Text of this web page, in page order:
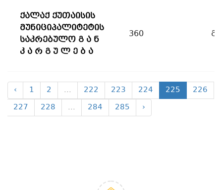
ქალაქ ქუთაისის
მუნიციპალიტეტის
საკრებულო გ ა ნ
კ ა რ გ უ ლ ე ბ ა
360
‹ 1 2 ... 222 223 224 225
226
227
228 ... 284 285 ›